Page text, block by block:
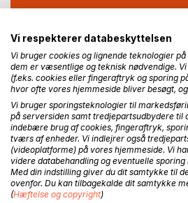
Føj til ønskeliste
Anmeld titel
BESKRIVELSE
En anderledes krimi med blodhævn,
Vi respekterer databeskyttelsen
Vi bruger cookies og lignende teknologier
dem er væsentlige og teknisk nødvendige.
(f.eks. cookies eller fingeraftryk og sporing
hvor ofte vores hjemmeside bliver besøgt,
Vi bruger sporingsteknologier til
på serversiden samt tredjepartsudbydere til
indebære brug af cookies, fingeraftryk,
tværs af enheder. Vi indlejrer også
(videoplatforme) på vores hjemmeside. Vi
videre databehandling og eventuelle
Med din indstilling giver du dit samtykke til
ovenfor. Du kan tilbagekalde dit samtykke
(Hæftelse og copyright)